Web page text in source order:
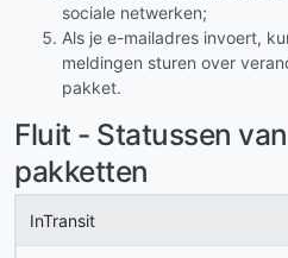
sociale netwerken;
Als je e-mailadres invoert,
meldingen sturen over
pakket.
Fluit - Statussen
pakketten
InTransit